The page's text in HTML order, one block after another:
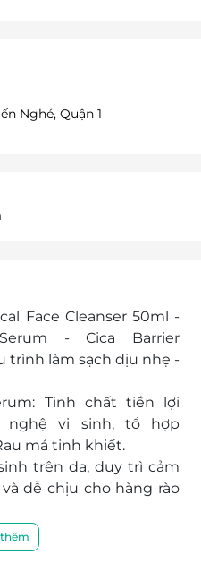
Nghé, Quận 1
Face Cleanser 50ml -
- Cica Barrier
trình làm sạch dịu nhẹ -
Tinh chất tiền lợi
nghệ vi sinh, tổ hợp
má tinh khiết.
trên da, duy trì cảm
dễ chịu cho hàng rào
Ba yếu tố cấp ẩm -
giác thoải mái, không